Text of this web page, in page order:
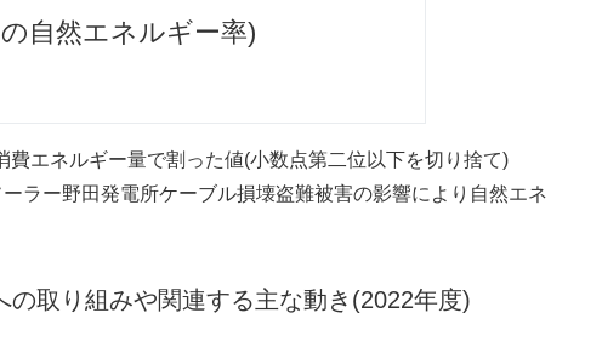
自然エネルギー率)
エネルギー量で割った値(小数点第二位以下を切り捨て)
ラー野田発電所ケーブル損壊盗難被害の影響により自然エネ
の取り組みや関連する主な動き(2022年度)